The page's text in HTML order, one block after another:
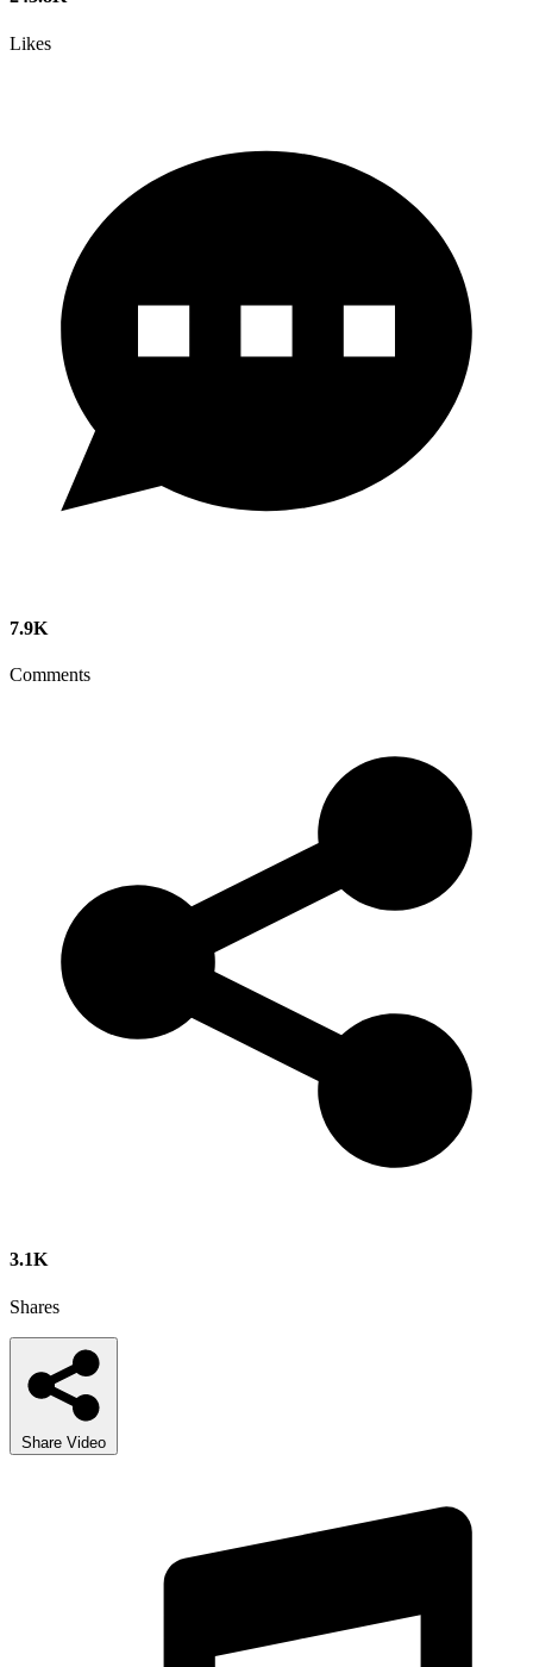
Likes
7.9K
Comments
3.1K
Shares
Share Video